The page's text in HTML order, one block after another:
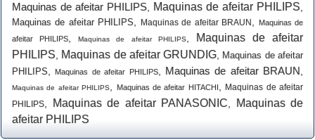
Maquinas de afeitar PHILIPS Maquinas de afeitar PHILIPS
Maquinas de afeitar PHILIPS Maquinas de afeitar BRAUN
Maquinas de
afeitar PHILIPS
,Maquinas de afeitar PHILIPS,
Maquinas de afeitar
PHILIPS
Maquinas de afeitar GRUNDIG
Maquinas de afeitar
PHILIPS ,Maquinas de afeitar PHILIPS, Maquinas de afeitar BRAUN
Maquinas de afeitar PHILIPS Maquinas de afeitar HITACHI
Maquinas de afeitar
PHILIPS
Maquinas de afeitar PANASONIC
Maquinas de
afeitar PHILIPS